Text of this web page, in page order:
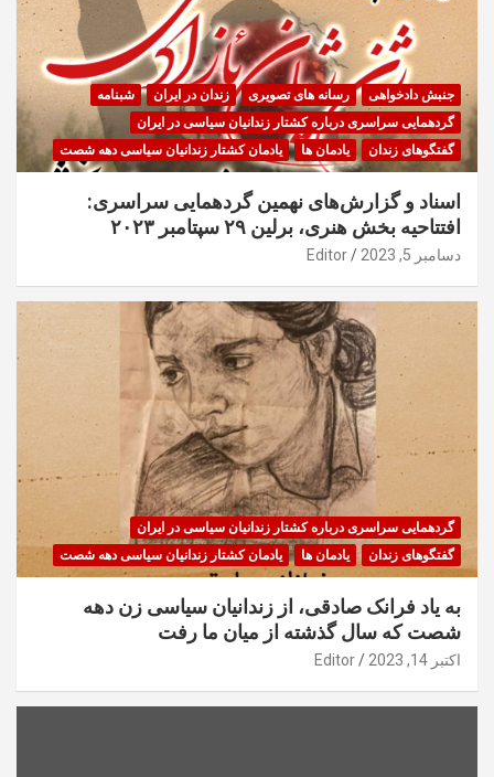
جنبش دادخواهی رسانه های تصویری زندان در ایران
شبنامه
گردهمایی سراسری درباره کشتار زندانیان سیاسی در ایران
گفتگوهای زندان
یادمان ها یادمان کشتار زندانیان سیاسی دهه شصت
اسناد و گزارش‌های نهمین گردهمایی سراسری:
افتتاحیه بخش هنری، برلین ۲۹ سپتامبر ۲۰۲۳
دسامبر 5, 2023 Editor
گردهمایی سراسری درباره کشتار زندانیان سیاسی در ایران
گفتگوهای زندان
یادمان ها یادمان کشتار زندانیان سیاسی دهه شصت
به یاد فرانک صادقی، از زندانیان سیاسی زن دهه
شصت که سال گذشته از میان ما رفت
اکتبر 14, 2023 Editor